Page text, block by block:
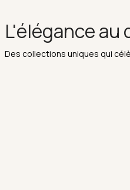
L'élégance
Des collections uniques qui